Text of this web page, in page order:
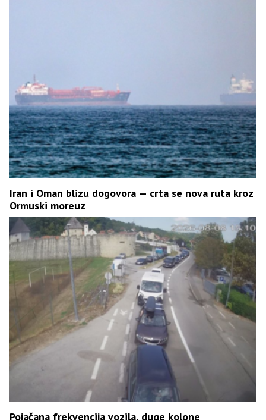
Iran i Oman blizu dogovora — crta se nova ruta kroz
Ormuski moreuz
Pojačana frekvencija vozila, duge kolone